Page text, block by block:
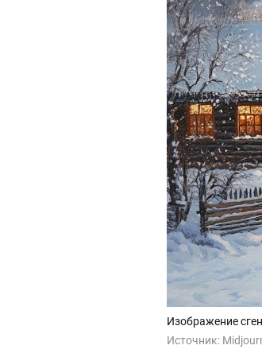
Изображение
Источник: